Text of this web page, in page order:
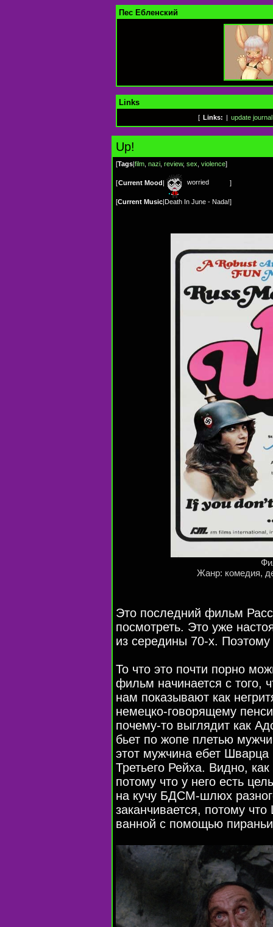
Пес Ебленский
Links
[ Links: update journal
Up!
[Tags|film nazi review, sex violence]
[Current Mood| worried ]
[Current Music|Death In June - Nada!]
Жанр: комедия,
Это последний фильм
посмотреть. Это уже
из середины 70-х. Поэтому
То что это почти порно
фильм начинается с того,
нам показывают как
немецко-говорящему
почему-то выглядит как
бьет по жопе плетью
этот мужчина ебет
Третьего Рейха. Видно,
потому что у него есть
на кучу БДСМ-шлюх
заканчивается, потому
ванной с помощью